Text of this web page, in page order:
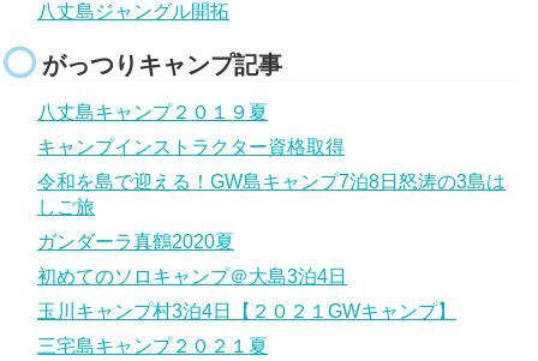
八丈島ジャングル開拓
がっつりキャンプ記事
八丈島キャンプ２０１９夏
キャンプインストラクター資格取得
令和を島で迎える！GW島キャンプ7泊8日怒涛の3島は
しご旅
ガンダーラ真鶴2020夏
初めてのソロキャンプ＠大島3泊4日
玉川キャンプ村3泊4日【２０２１GWキャンプ】
三宅島キャンプ２０２１夏